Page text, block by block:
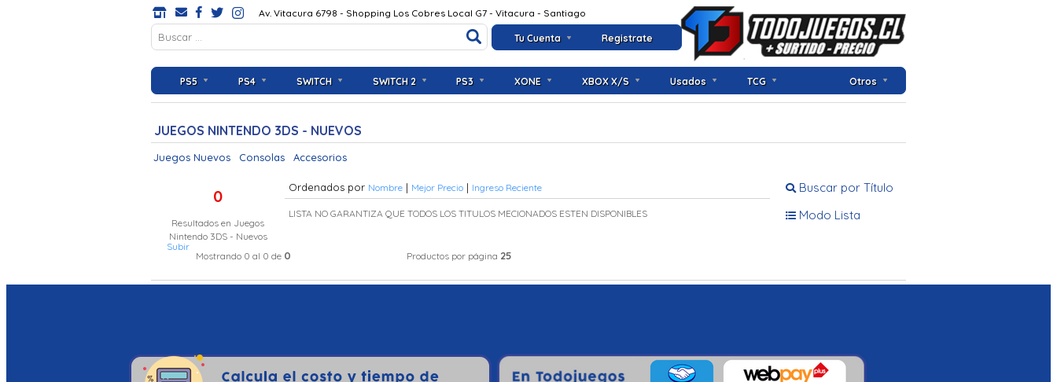
Tu Cuenta Registrate
Av. Vitacura 6798 - Shopping Los Cobres Local G7 - Vitacura - Santiago
PS5 PS4 SWITCH SWITCH 2 PS3 XONE XBOX X/S Usados TCG Otros
JUEGOS NINTENDO 3DS - NUEVOS
Juegos Nuevos Consolas Accesorios
Buscar por Título
Modo Lista
0
Resultados en Juegos
Nintendo 3DS - Nuevos
Ordenados por Nombre | Mejor Precio | Ingreso Reciente
LISTA NO GARANTIZA QUE TODOS LOS TITULOS MECIONADOS ESTEN DISPONIBLES
Subir
Mostrando 0 al 0 de 0 Productos por página 25